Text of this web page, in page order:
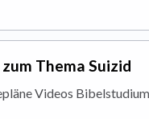
Thema Suizid
Videos